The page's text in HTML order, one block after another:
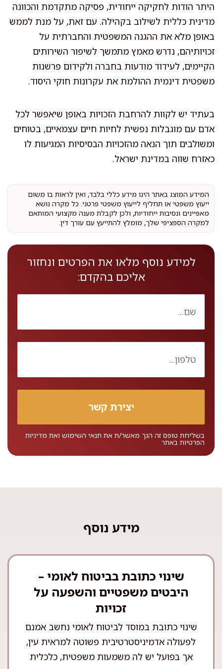
היתר הודות לחקיקה ייחודית, פסיקה מתקדמת והכוונה
מדינית כללית לשילוב בקהילה. עם זאת, על מנת לממש
באופן מלא את ההגנה המשפטית והחברתית על
זכויותיהם, נדרש מאמץ מתמשך לשיפור השירותים
הקיימים, לעידוד מודעות בחברה ולקידום פרשנות
משפטית דינמית ההולמת את עקרונות חוקי היסוד.
בעתיד יש לקוות להרחבת הזכויות באופן שיאפשר לכל
אדם עם מוגבלות נפשית לחיות חיים עצמאיים, בטוחים
ומשולבים תוך הנאה מהזכויות הבסיסיות המגיעות לו
כאזרח שווה במדינת ישראל.
המידע המוצג באתר הינו מידע כללי בלבד, ואין לראות בו משום
ייעוץ משפטי או תחליף לייעוץ משפטי פרטני. כל מקרה נושא
מאפיינים ונסיבות ייחודיות, ולכן לקבלת מענה מקצועי המותאם
למקרה הספציפי שלך, מומלץ להתייעץ עם עורך דין.
למידע נוסף מלאו את הפרטים ונחזור
אליכם בהקדם:
בשליחת טופס זה הנך מאשר/ת את תנאי השימוש ואת מדיניות
הפרטיות באתר.
מידע נוסף
שינוי כתובת בביטוח לאומי –
היבטים משפטיים והשפעה על
זכויות
שינוי כתובת במוסד לביטוח לאומי נחשב אמנם
לפעולה אדמיניסטרטיבית פשוטה למראית עין,
אך בפועל יש לה משמעות משפטית, כלכלית